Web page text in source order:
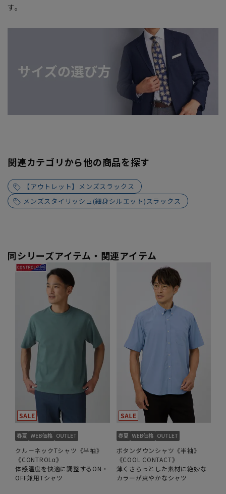
す。
関連カテゴリから他の商品を探す
【アウトレット】メンズスラックス
メンズスタイリッシュ(細身シルエット)スラックス
同シリーズアイテム・関連アイテム
クルーネックTシャツ《半袖》
《CONTROLα》
体感温度を快適に調整するON・
OFF兼用Tシャツ
ボタンダウンシャツ《半袖》
《COOL CONTACT》
薄くさらっとした素材に絶妙な
カラーが爽やかなシャツ